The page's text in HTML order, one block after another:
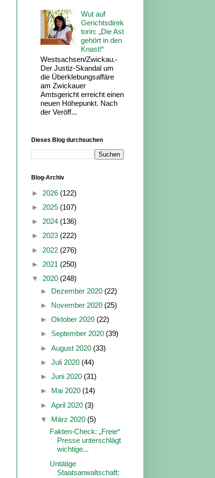
Wut auf
Gerichtsdirek
torin: „Die Ast
gehört in den
Knast!“
Westsachsen/Zwickau.-
Der Justiz-Skandal um
die Überklebungsaffäre
am Zwickauer
Amtsgericht erreicht einen
neuen Höhepunkt. Nach
der Veröff...
Dieses Blog durchsuchen
Blog-Archiv
► 2026 (122)
► 2025 (107)
► 2024 (136)
► 2023 (222)
► 2022 (276)
► 2021 (250)
▼ 2020 (248)
► Dezember 2020 (22)
► November 2020 (25)
► Oktober 2020 (22)
► September 2020 (39)
► August 2020 (33)
► Juli 2020 (44)
► Juni 2020 (31)
► Mai 2020 (14)
► April 2020 (3)
▼ März 2020 (5)
Fakten-Check: „Freie“
Presse unterschlägt
wichtige...
Untätige
Staatsanwaltschaft: